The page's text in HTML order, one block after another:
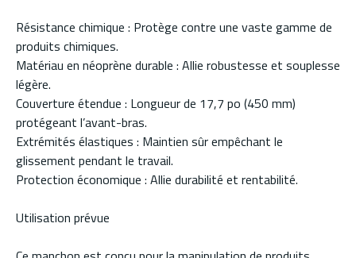
Résistance chimique : Protège contre une vaste gamme de
produits chimiques.
Matériau en néoprène durable : Allie robustesse et souplesse
légère.
Couverture étendue : Longueur de 17,7 po (450 mm)
protégeant l’avant-bras.
Extrémités élastiques : Maintien sûr empêchant le
glissement pendant le travail.
Protection économique : Allie durabilité et rentabilité.
Utilisation prévue